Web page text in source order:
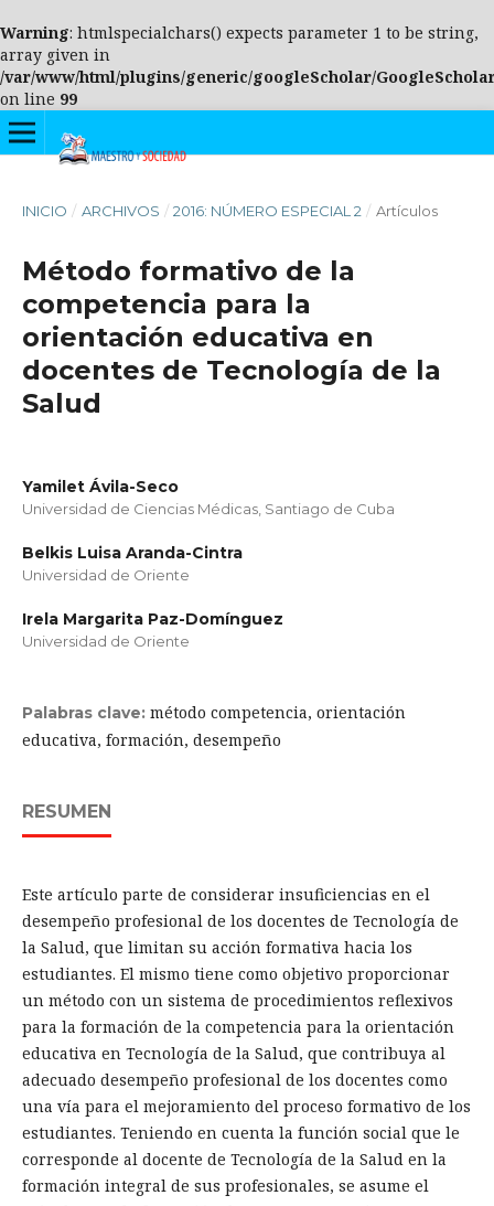
Warning: htmlspecialchars() expects parameter 1 to be string,
array given in
/var/www/html/plugins/generic/googleScholar/
on line 99
INICIO / ARCHIVOS / 2016: NÚMERO ESPECIAL 2 / Artículos
Método formativo de la
competencia para la
orientación educativa en
docentes de Tecnología de la
Salud
Yamilet Ávila-Seco
Universidad de Ciencias Médicas, Santiago de Cuba
Belkis Luisa Aranda-Cintra
Universidad de Oriente
Irela Margarita Paz-Domínguez
Universidad de Oriente
Palabras clave: método competencia, orientación
educativa, formación, desempeño
RESUMEN
Este artículo parte de considerar insuficiencias en el
desempeño profesional de los docentes de Tecnología de
la Salud, que limitan su acción formativa hacia los
estudiantes. El mismo tiene como objetivo proporcionar
un método con un sistema de procedimientos reflexivos
para la formación de la competencia para la orientación
educativa en Tecnología de la Salud, que contribuya al
adecuado desempeño profesional de los docentes como
una vía para el mejoramiento del proceso formativo de los
estudiantes. Teniendo en cuenta la función social que le
corresponde al docente de Tecnología de la Salud en la
formación integral de sus profesionales, se asume el